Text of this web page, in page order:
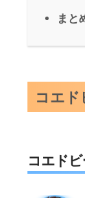
まと
コエド
コエド